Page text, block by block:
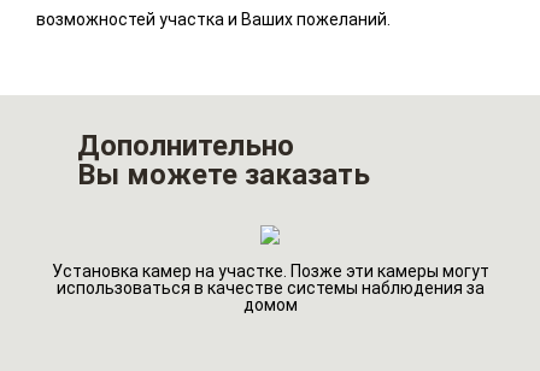
возможностей участка и Ваших пожеланий.
Дополнительно
Вы можете заказать
Установка камер на участке. Позже эти камеры могут
использоваться в качестве системы наблюдения за
домом